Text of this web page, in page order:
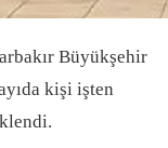
Büyükşehir
kişi işten